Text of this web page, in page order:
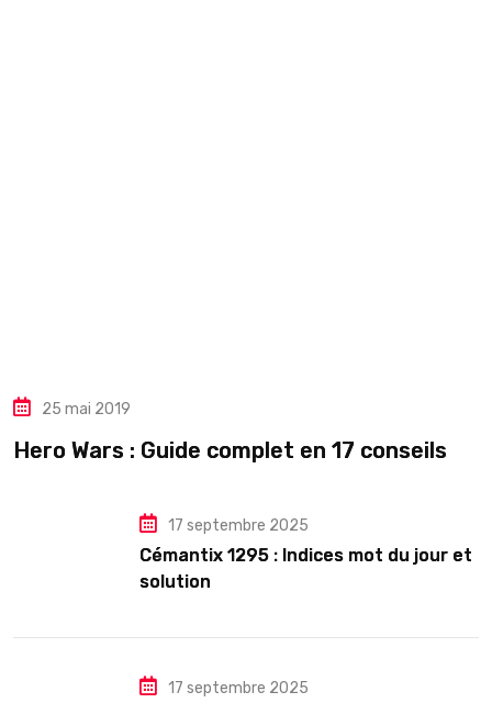
25 mai 2019
Hero Wars : Guide complet en 17 conseils
17 septembre 2025
Cémantix 1295 : Indices mot du jour et
solution
17 septembre 2025